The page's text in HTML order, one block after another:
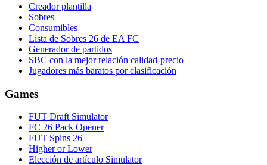
Creador plantilla
Sobres
Consumibles
Lista de Sobres 26 de EA FC
Generador de partidos
SBC con la mejor relación calidad-precio
Jugadores más baratos por clasificación
Games
FUT Draft Simulator
FC 26 Pack Opener
FUT Spins 26
Higher or Lower
Elección de artículo Simulator